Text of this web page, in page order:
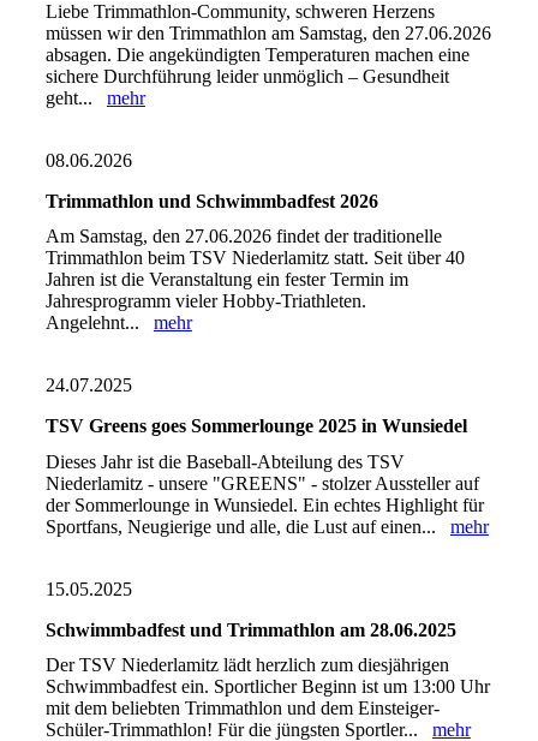
Liebe Trimmathlon‑Community, schweren Herzens
müssen wir den Trimmathlon am Samstag, den 27.06.2026
absagen. Die angekündigten Temperaturen machen eine
sichere Durchführung leider unmöglich – Gesundheit
geht... mehr
08.06.2026
Trimmathlon und Schwimmbadfest 2026
Am Samstag, den 27.06.2026 findet der traditionelle
Trimmathlon beim TSV Niederlamitz statt. Seit über 40
Jahren ist die Veranstaltung ein fester Termin im
Jahresprogramm vieler Hobby-Triathleten.
Angelehnt... mehr
24.07.2025
TSV Greens goes Sommerlounge 2025 in Wunsiedel
Dieses Jahr ist die Baseball-Abteilung des TSV
Niederlamitz - unsere "GREENS" - stolzer Aussteller auf
der Sommerlounge in Wunsiedel. Ein echtes Highlight für
Sportfans, Neugierige und alle, die Lust auf einen... mehr
15.05.2025
Schwimmbadfest und Trimmathlon am 28.06.2025
Der TSV Niederlamitz lädt herzlich zum diesjährigen
Schwimmbadfest ein. Sportlicher Beginn ist um 13:00 Uhr
mit dem beliebten Trimmathlon und dem Einsteiger-
Schüler-Trimmathlon! Für die jüngsten Sportler... mehr